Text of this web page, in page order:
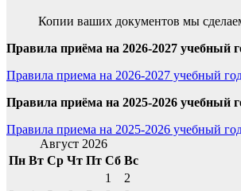
Копии ваших документов мы
Правила приёма на 2026-2027 учебный
Правила приема на 2026-2027 учебный
Правила приёма на 2025-2026 учебный
Правила приема на 2025-2026 учебный
Август 2026
Пн Вт Ср Чт Пт Сб Вс
1
2